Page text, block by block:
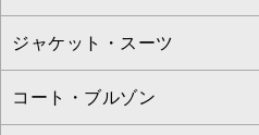
ニット・セーター
カーディガン
ドレス
チュニック
フルレングスパンツ
クロップド・半端丈パンツ
すべてのスカート
ロング・マキシ丈スカート
ジャケット・スーツ
すべてのジャケット・スーツ
コート・ブルゾン